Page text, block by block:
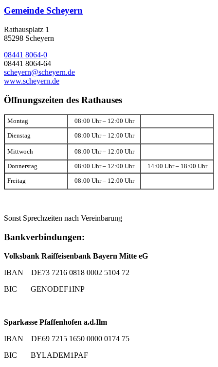
Gemeinde Scheyern
Rathausplatz 1
85298 Scheyern
08441 8064-0
08441 8064-64
scheyern@scheyern.de
www.scheyern.de
Öffnungszeiten des Rathauses
Montag 08:00 Uhr – 12:00 Uhr
Dienstag 08:00 Uhr – 12:00 Uhr
Mittwoch 08:00 Uhr – 12:00 Uhr
Donnerstag 08:00 Uhr – 12:00 Uhr 14:00 Uhr – 18:00 Uhr
Freitag 08:00 Uhr – 12:00 Uhr
Sonst Sprechzeiten nach Vereinbarung
Bankverbindungen:
Volksbank Raiffeisenbank Bayern Mitte eG
IBAN DE73 7216 0818 0002 5104 72
BIC GENODEF1INP
Sparkasse Pfaffenhofen a.d.Ilm
IBAN DE69 7215 1650 0000 0174 75
BIC BYLADEM1PAF